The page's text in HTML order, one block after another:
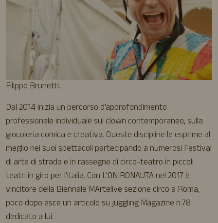
Filippo Brunetti.
Dal 2014 inizia un percorso d’approfondimento
professionale individuale sul clown contemporaneo, sulla
giocoleria comica e creativa. Queste discipline le esprime al
meglio nei suoi spettacoli partecipando a numerosi Festival
di arte di strada e in rassegne di circo-teatro in piccoli
teatri in giro per l’italia. Con L’ONIRONAUTA nel 2017 è
vincitore della Biennale MArtelive sezione circo a Roma,
poco dopo esce un articolo su juggling Magazine n.78
dedicato a lui.